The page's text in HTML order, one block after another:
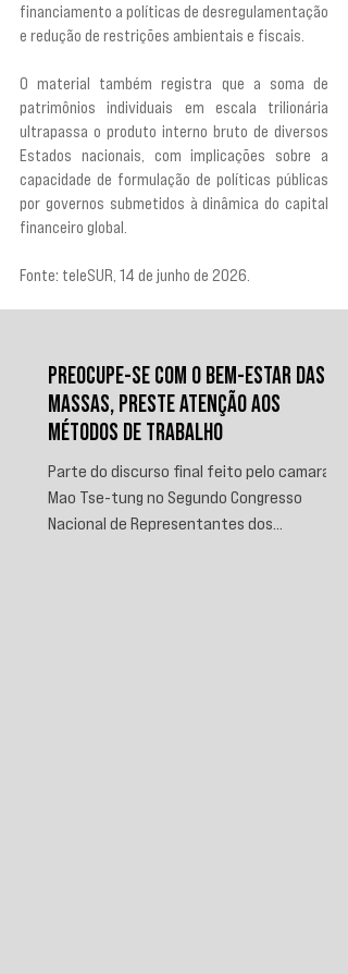
financiamento a políticas de desregulamentação
e redução de restrições ambientais e fiscais.
O material também registra que a soma de
patrimônios individuais em escala trilionária
ultrapassa o produto interno bruto de diversos
Estados nacionais, com implicações sobre a
capacidade de formulação de políticas públicas
por governos submetidos à dinâmica do capital
financeiro global.
Fonte: teleSUR, 14 de junho de 2026.
PREOCUPE-SE COM O BEM-ESTAR DAS
MASSAS, PRESTE ATENÇÃO AOS
MÉTODOS DE TRABALHO
Parte do discurso final feito pelo camarada
Mao Tse-tung no Segundo Congresso
Nacional de Representantes dos